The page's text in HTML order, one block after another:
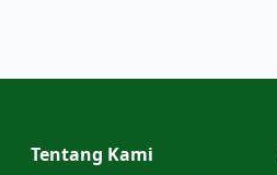
Tentang Kami